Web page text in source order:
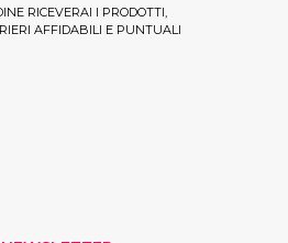
RICEVERAI I PRODOTTI,
AFFIDABILI E PUNTUALI